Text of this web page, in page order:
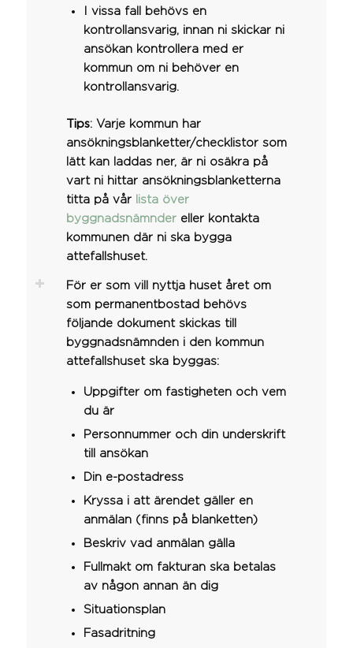
I vissa fall behövs en
kontrollansvarig, innan ni skickar ni
ansökan kontrollera med er
kommun om ni behöver en
kontrollansvarig.
Tips: Varje kommun har
ansökningsblanketter/checklistor som
lätt kan laddas ner, är ni osäkra på
vart ni hittar ansökningsblanketterna
titta på vår lista över
byggnadsnämnder eller kontakta
kommunen där ni ska bygga
attefallshuset.
För er som vill nyttja huset året om
som permanentbostad behövs
följande dokument skickas till
byggnadsnämnden i den kommun
attefallshuset ska byggas:
Uppgifter om fastigheten och vem
du är
Personnummer och din underskrift
till ansökan
Din e-postadress
Kryssa i att ärendet gäller en
anmälan (finns på blanketten)
Beskriv vad anmälan gälla
Fullmakt om fakturan ska betalas
av någon annan än dig
Situationsplan
Fasadritning